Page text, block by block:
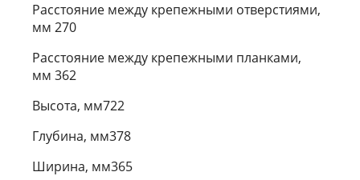
Расстояние между крепежными отверстиями,
мм 270
Расстояние между крепежными планками,
мм 362
Высота, мм722
Глубина, мм378
Ширина, мм365